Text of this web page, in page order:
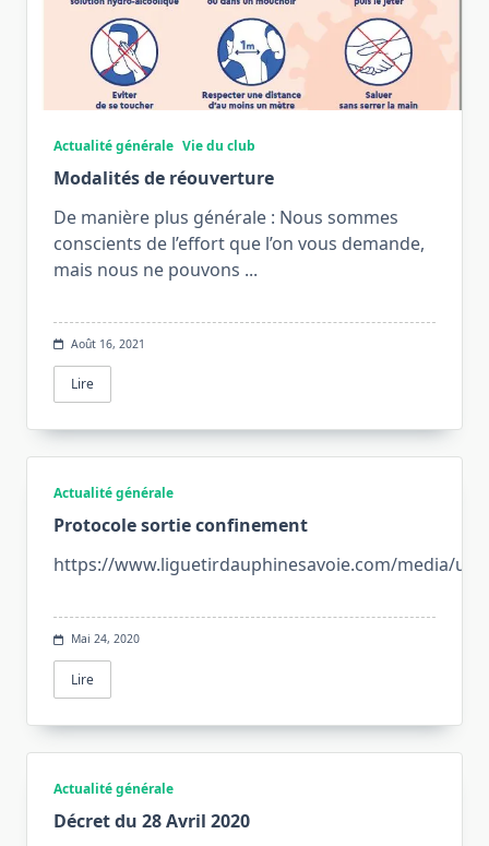
Actualité générale Vie du club
Modalités de réouverture
De manière plus générale : Nous sommes
conscients de l’effort que l’on vous demande,
mais nous ne pouvons ...
Août 16, 2021
Lire
Actualité générale
Protocole sortie confinement
https://www.liguetirdauphinesavoie.com/media/
Mai 24, 2020
Lire
Actualité générale
Décret du 28 Avril 2020